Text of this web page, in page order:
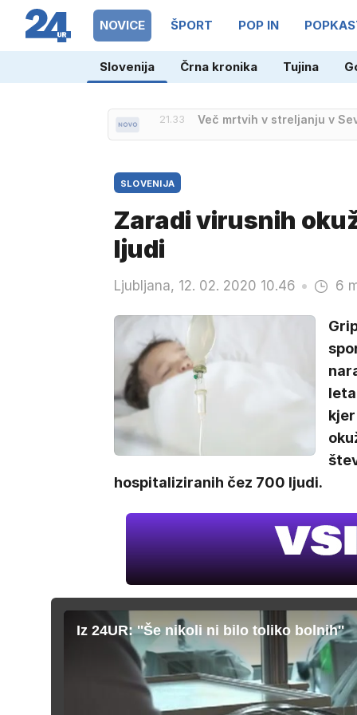
NOVICE ŠPORT POP IN
Slovenija Črna kronika Tujina
21.21 Jambrek zanikal navedbe
SLOVENIJA
Zaradi virusnih
ljudi
Ljubljana, 12. 02. 2020 10.46 6
hospitaliziranih čez 700 ljudi.
Iz 24UR: ''Še nikoli ni bilo toliko bolnih''